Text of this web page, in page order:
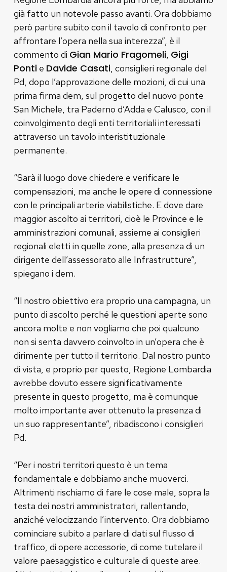
già fatto un notevole passo avanti. Ora dobbiamo
però partire subito con il tavolo di confronto per
affrontare l’opera nella sua interezza”, è il
commento di Gian Mario Fragomeli, Gigi
Pontie Davide Casati, consiglieri regionale del
Pd, dopo l’approvazione delle mozioni, di cui una
prima firma dem, sul progetto del nuovo ponte
San Michele, tra Paderno d’Adda e Calusco, con il
coinvolgimento degli enti territoriali interessati
attraverso un tavolo interistituzionale
permanente.
“Sarà il luogo dove chiedere e verificare le
compensazioni, ma anche le opere di connessione
con le principali arterie viabilistiche. E dove dare
maggior ascolto ai territori, cioè le Province e le
amministrazioni comunali, assieme ai consiglieri
regionali eletti in quelle zone, alla presenza di un
dirigente dell’assessorato alle Infrastrutture”,
spiegano i dem.
“Il nostro obiettivo era proprio una campagna, un
punto di ascolto perché le questioni aperte sono
ancora molte e non vogliamo che poi qualcuno
non si senta davvero coinvolto in un’opera che è
dirimente per tutto il territorio. Dal nostro punto
di vista, e proprio per questo, Regione Lombardia
avrebbe dovuto essere significativamente
presente in questo progetto, ma è comunque
molto importante aver ottenuto la presenza di
un suo rappresentante”, ribadiscono i consiglieri
Pd.
“Per i nostri territori questo è un tema
fondamentale e dobbiamo anche muoverci.
Altrimenti rischiamo di fare le cose male, sopra la
testa dei nostri amministratori, rallentando,
anziché velocizzando l’intervento. Ora dobbiamo
cominciare subito a parlare di dati sul flusso di
traffico, di opere accessorie, di come tutelare il
valore paesaggistico e culturale di queste aree.